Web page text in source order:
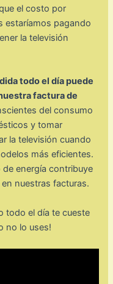
el costo por
estaríamos pagando
la televisión
todo el día puede
factura de
del consumo
y tomar
la televisión cuando
más eficientes.
de energía contribuye
nuestras facturas.
todo el día te cueste
no lo uses!